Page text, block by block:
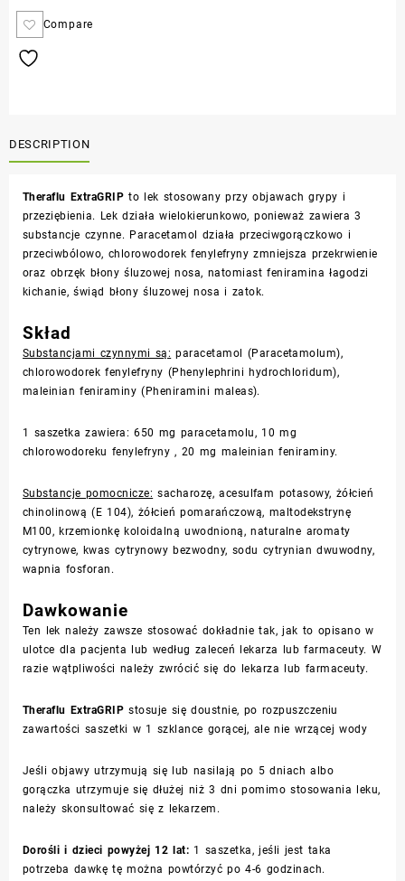
Compare
DESCRIPTION
Theraflu ExtraGRIPto lek stosowany przy objawach grypy i
przeziębienia. Lek działa wielokierunkowo, ponieważ zawiera 3
substancje czynne. Paracetamol działa przeciwgorączkowo i
przeciwbólowo, chlorowodorek fenylefryny zmniejsza przekrwienie
oraz obrzęk błony śluzowej nosa, natomiast feniramina łagodzi
kichanie, świąd błony śluzowej nosa i zatok.
Skład
Substancjami czynnymi są: paracetamol (Paracetamolum),
chlorowodorek fenylefryny (Phenylephrini hydrochloridum),
maleinian feniraminy ( Pheniramini maleas).
1 saszetka zawiera: 650 mg paracetamolu, 10 mg
chlorowodoreku fenylefryny , 20 mg maleinian feniraminy.
Substancje pomocnicze: sacharozę, acesulfam potasowy, żółcień
chinolinową (E 104), żółcień pomarańczową, maltodekstrynę
M100, krzemionkę koloidalną uwodnioną, naturalne aromaty
cytrynowe, kwas cytrynowy bezwodny, sodu cytrynian dwuwodny,
wapnia fosforan.
Dawkowanie
Ten lek należy zawsze stosować dokładnie tak, jak to opisano w
ulotce dla pacjenta lub według zaleceń lekarza lub farmaceuty. W
razie wątpliwości należy zwrócić się do lekarza lub farmaceuty.
Theraflu ExtraGRIPstosuje się doustnie, po rozpuszczeniu
zawartości saszetki w 1 szklance gorącej, ale nie wrzącej wody
Jeśli objawy utrzymują się lub nasilają po 5 dniach albo
gorączka utrzymuje się dłużej niż 3 dni pomimo stosowania leku,
należy skonsultować się z lekarzem.
Dorośli i dzieci powyżej 12 lat: 1 saszetka, jeśli jest taka
potrzeba dawkę tę można powtórzyć po 4-6 godzinach.